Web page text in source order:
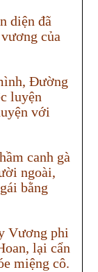
diện đã
của
Đường
luyện
với
canh gà
ngoài,
bằng
Vương phi
lại cẩn
miệng cô.